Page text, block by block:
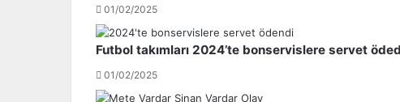
t
ı
d
a
c
e
e
k
ş
e
h
i
01/02/2025
Futbol takımları 2024’te bonservislere servet
01/02/2025